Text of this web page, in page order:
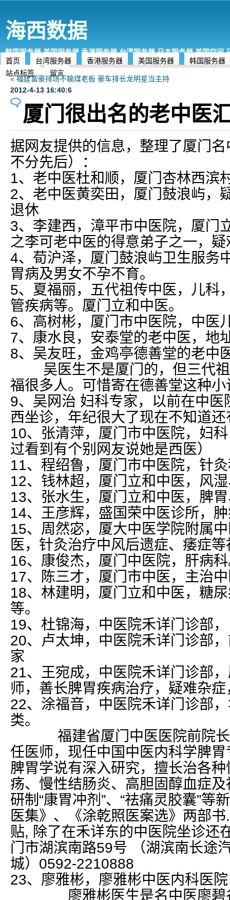
海西数据
韩国服务器,美国服务器,香港服务器,台湾服务器,日本服务器,美国空间
首页
台湾服务器 香港服务器 美国服务器
韩国服务器
站点标签
留言
« 福建富豪排场不输煤老板 豪车排长龙明星当主持
2012-4-13 16:40:6
厦门很出名的老中医
据网友提供的信息，整理了厦门
不分先后）：
1、老中医杜和顺，厦门杏林西滨
2、老中医黄奕田，厦门鼓浪屿，
退休
3、李建西，漳平市中医院，厦门
之李可老中医的得意弟子之一，
4、荀沪泽，厦门鼓浪屿卫生服务
胃病及男女不孕不育。
5、夏福丽，五代祖传中医，儿科
管疾病等。厦门立和中医。
6、高树彬，厦门市中医院，中医
7、康水良，安泰堂的老中医，地
8、吴友旺，金鸡亭德善堂的老中
吴医生不是厦门的，但三代祖
福很多人。可惜寄在德善堂这种小
9、吴网治 妇科专家，以前在中医
西坐诊，年纪很大了现在不知道
10、张清萍，厦门市中医院，妇
过看到有个别网友说她是西医）
11、程绍鲁，厦门市中医院，针
12、钱林超，厦门立和中医，风
13、张水生，厦门立和中医，脾
14、王彦辉，盛国荣中医诊所，
15、周然宓，厦大中医学院附属
医，针灸治疗中风后遗症、痿症
16、康俊杰，厦门中医院，肝病
17、陈三才，厦门市中医，主治
18、林建明，厦门立和中医，糖
等。
19、杜锦海，中医院禾详门诊部，
20、卢太坤，中医院禾详门诊部
家
21、王宛成，中医院禾详门诊部
师，善长脾胃疾病治疗，疑难杂
22、涂福音，中医院禾详门诊部
类。
福建省厦门中医医院前院长
任医师，现任中国中医内科学脾
脾胃学说有深入研究，擅长治各
疡、慢性结肠炎、高胆固醇血症
研制“康胃冲剂”、“祛痛灵胶囊”等
医集》、《涂乾照医案选》两部
贴, 除了在禾详东的中医院坐诊还
门市湖滨南路59号 （湖滨南长途
城）0592-2210888
23、廖雅彬，廖雅彬中医内科医
廖雅彬医生是名中医廖碧谷